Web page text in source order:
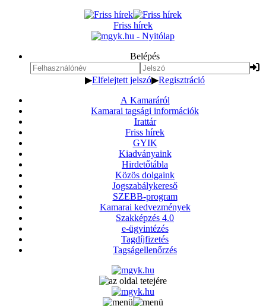
Friss hírek
Belépés
▶Elfelejtett jelszó▶Regisztráció
A Kamaráról
Kamarai tagsági információk
Irattár
Friss hírek
GYIK
Kiadványaink
Hirdetőtábla
Közös dolgaink
Jogszabálykereső
SZEBB-program
Kamarai kedvezmények
Szakképzés 4.0
e-ügyintézés
Tagdíjfizetés
Tagságellenőrzés